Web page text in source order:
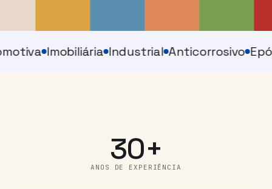
Imobiliária Industrial Anticorrosivo
30+
ANOS DE EXPERIÊNCIA